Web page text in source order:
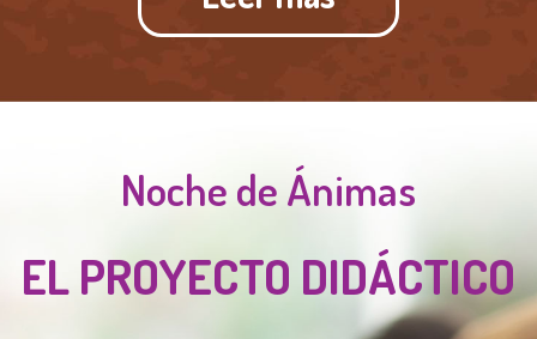
Noche de Ánimas
EL PROYECTO DIDÁCTICO